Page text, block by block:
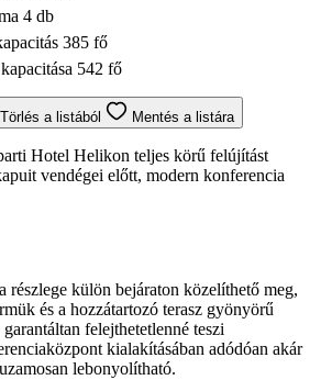
4 db
385 fő
542 fő
Törlés a listából Mentés a listára
Hotel Helikon teljes körű felújítást
vendégei előtt, modern konferencia
részlege külön bejáraton közelíthető meg,
és a hozzátartozó terasz gyönyörű
felejthetetlenné teszi
kialakításában adódóan akár
lebonyolítható.